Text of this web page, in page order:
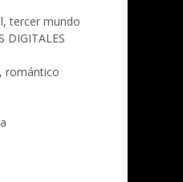
tercer mundo
DIGITALES
romántico